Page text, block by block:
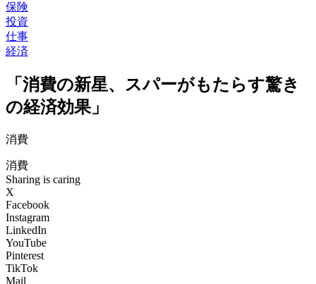
保険
投資
仕事
経済
「消費の新星、スパーがもたらす驚き
の経済効果」
消費
消費
Sharing is caring
X
Facebook
Instagram
LinkedIn
YouTube
Pinterest
TikTok
Mail